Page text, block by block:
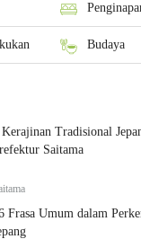
Budaya
Tradisional
Saitama
Frasa Umum dalam